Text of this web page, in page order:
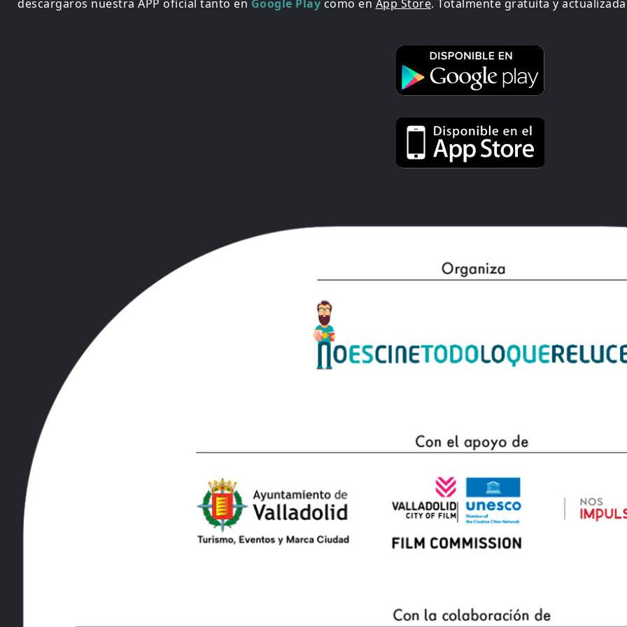
descargaros nuestra APP oficial tanto en Google Play como en App Store. Totalmente gratuita y